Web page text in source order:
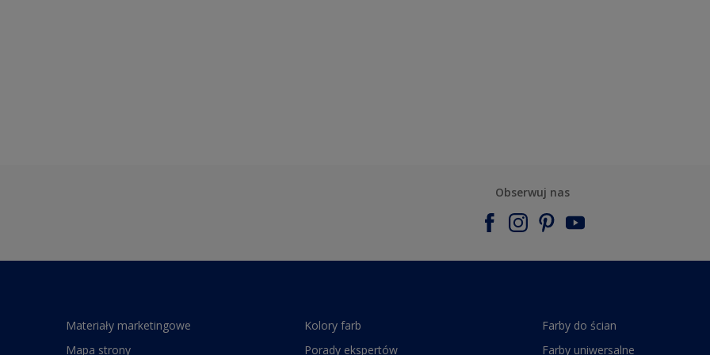
Obserwuj nas
Materiały marketingowe
Mapa strony
Kolory farb
Porady ekspertów
Farby do ścian
Farby uniwersalne